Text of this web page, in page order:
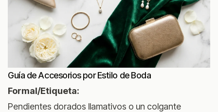
Guía de Accesorios por Estilo de Boda
Formal/Etiqueta:
Pendientes dorados llamativos o un colgante